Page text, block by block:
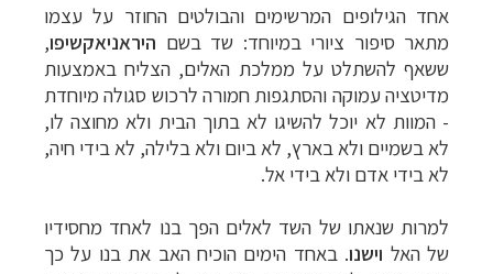
אחד הגילופים המרשימים והבולטים החוזר על עצמו
מתאר סיפור ציורי במיוחד: שד בשם היראניאקשיפו,
ששאף להשתלט על ממלכת האלים, הצליח באמצעות
מדיטציה עמוקה והסתגפות חמורה לרכוש סגולה מיוחדת
- המוות לא יוכל להשיגו לא בתוך הבית ולא מחוצה לו,
לא בשמיים ולא בארץ, לא ביום ולא בלילה, לא בידי חיה,
לא בידי אדם ולא בידי אל.
למרות שנאתו של השד לאלים הפך בנו לאחד מחסידיו
של האל וישנו. באחד הימים הוכיח האב את בנו על כך